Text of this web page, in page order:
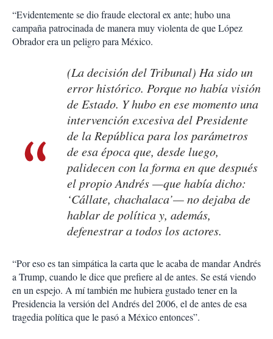
“Evidentemente se dio fraude electoral ex ante; hubo una
campaña patrocinada de manera muy violenta de que López
Obrador era un peligro para México.
(La decisión del Tribunal) Ha sido un
error histórico. Porque no había visión
de Estado. Y hubo en ese momento una
intervención excesiva del Presidente
de la República para los parámetros
de esa época que, desde luego,
palidecen con la forma en que después
el propio Andrés —que había dicho:
‘Cállate, chachalaca’— no dejaba de
hablar de política y, además,
defenestrar a todos los actores.
“Por eso es tan simpática la carta que le acaba de mandar Andrés
a Trump, cuando le dice que prefiere al de antes. Se está viendo
en un espejo. A mí también me hubiera gustado tener en la
Presidencia la versión del Andrés del 2006, el de antes de esa
tragedia política que le pasó a México entonces”.